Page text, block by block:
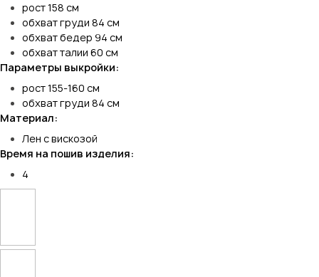
рост 158 см
обхват груди 84 см
обхват бедер 94 см
обхват талии 60 см
Параметры выкройки:
рост 155-160 см
обхват груди 84 см
Материал:
Лен с вискозой
Время на пошив изделия:
4